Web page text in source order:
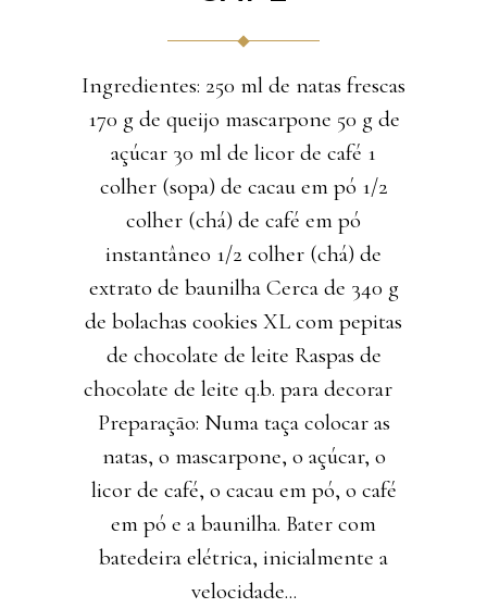
Ingredientes: 250 ml de natas frescas
170 g de queijo mascarpone 50 g de
açúcar 30 ml de licor de café 1
colher (sopa) de cacau em pó 1/2
colher (chá) de café em pó
instantâneo 1/2 colher (chá) de
extrato de baunilha Cerca de 340 g
de bolachas cookies XL com pepitas
de chocolate de leite Raspas de
chocolate de leite q.b. para decorar
Preparação: Numa taça colocar as
natas, o mascarpone, o açúcar, o
licor de café, o cacau em pó, o café
em pó e a baunilha. Bater com
batedeira elétrica, inicialmente a
velocidade